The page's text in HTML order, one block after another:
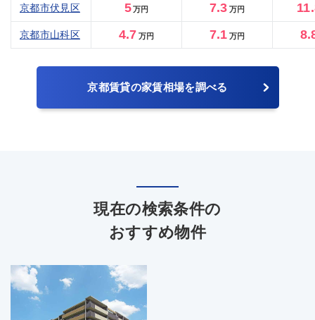
京都市伏見区 5万円 7.3 万円
京都市山科区 4.7 万円 7.1 万円
京都賃貸の家賃相場を調べる
現在の検索条件の
おすすめ物件